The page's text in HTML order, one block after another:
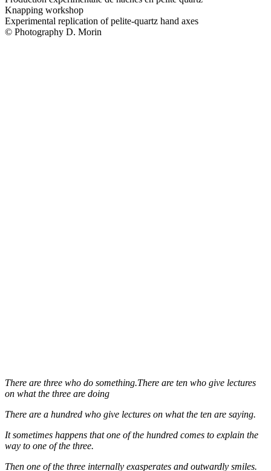
Knapping workshop
Experimental replication of pelite-quartz hand axes
© Photography D. Morin
There are three who do something.There are ten who give lectures
on what the three are doing
There are a hundred who give lectures on what the ten are saying.
It sometimes happens that one of the hundred comes to explain the
way to one of the three.
Then one of the three internally exasperates and outwardly smiles.